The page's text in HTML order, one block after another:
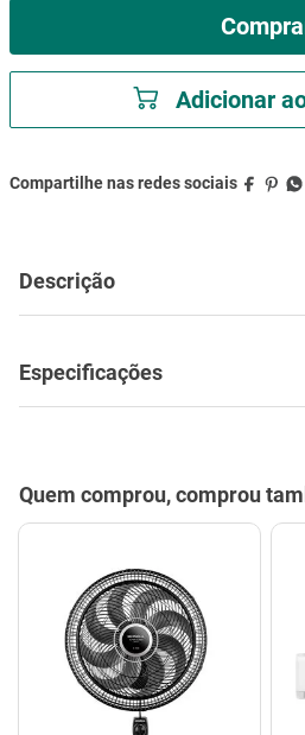
Adicionar
Descrição
Especificações
Quem comprou, comprou